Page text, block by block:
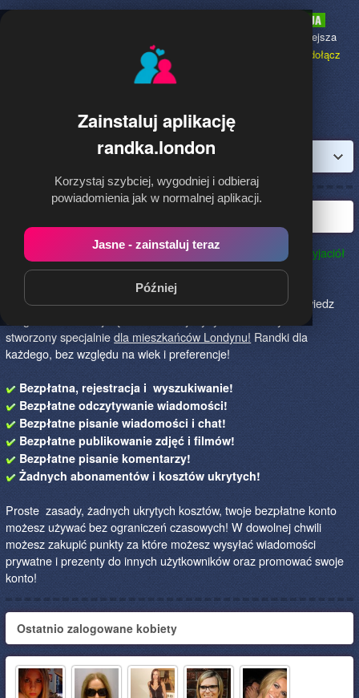
Zainstaluj aplikację
randka.london
Korzystaj szybciej, wygodniej i odbieraj
powiadomienia jak w normalnej aplikacji.
Jasne - zainstaluj teraz
Później
to najpopularniejsza
dołącz
Randka.london to najlepszy sposób na poznanie nowych przyjaciół
w Londynie!Określ czego szukasz i skończ z samotnością!
Znajdziesz tu osoby szukające miłości lub przygody, chętne
na randkę, imprezę i spotkanie na żywo! Dołącz do nas, powiedz
stworzony specjalniedla mieszkańców Londynu! Randki dla
każdego, bez względu na wiek i preferencje!
Bezpłatna, rejestracja i wyszukiwanie!
Bezpłatne odczytywanie wiadomości!
Bezpłatne pisanie wiadomości i chat!
Bezpłatne publikowanie zdjęć i filmów!
Bezpłatne pisanie komentarzy!
Żadnych abonamentów i kosztów ukrytych!
Proste zasady, żadnych ukrytych kosztów, twoje bezpłatne konto
możesz używać bez ograniczeń czasowych! W dowolnej chwili
możesz zakupić punkty za które możesz wysyłać wiadomości
prywatne i prezenty do innych użytkowników oraz promować swoje
konto!
Ostatnio zalogowane kobiety